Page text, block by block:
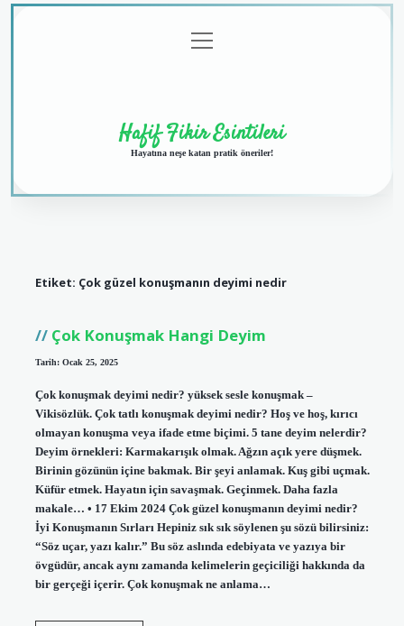
menüyü
aç
Hafif Fikir Esintileri
Hayatına neşe katan pratik öneriler!
Etiket: Çok güzel konuşmanın deyimi nedir
Çok Konuşmak Hangi Deyim
Tarih: Ocak 25, 2025
Çok konuşmak deyimi nedir? yüksek sesle konuşmak – ​​
Vikisözlük. Çok tatlı konuşmak deyimi nedir? Hoş ve hoş, kırıcı
olmayan konuşma veya ifade etme biçimi. 5 tane deyim nelerdir?
Deyim örnekleri: Karmakarışık olmak. Ağzın açık yere düşmek.
Birinin gözünün içine bakmak. Bir şeyi anlamak. Kuş gibi uçmak.
Küfür etmek. Hayatın için savaşmak. Geçinmek. Daha fazla
makale… • 17 Ekim 2024 Çok güzel konuşmanın deyimi nedir?
İyi Konuşmanın Sırları Hepiniz sık sık söylenen şu sözü bilirsiniz:
“Söz uçar, yazı kalır.” Bu söz aslında edebiyata ve yazıya bir
övgüdür, ancak aynı zamanda kelimelerin geçiciliği hakkında da
bir gerçeği içerir. Çok konuşmak ne anlama…